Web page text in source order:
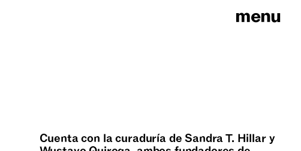
menu
Cuenta con la curaduría de Sandra T. Hillar y